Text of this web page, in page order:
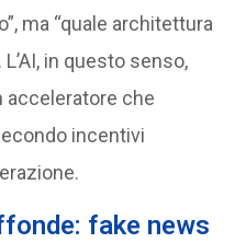
ma “quale architettura
L’AI, in questo senso,
acceleratore che
incentivi
fake news